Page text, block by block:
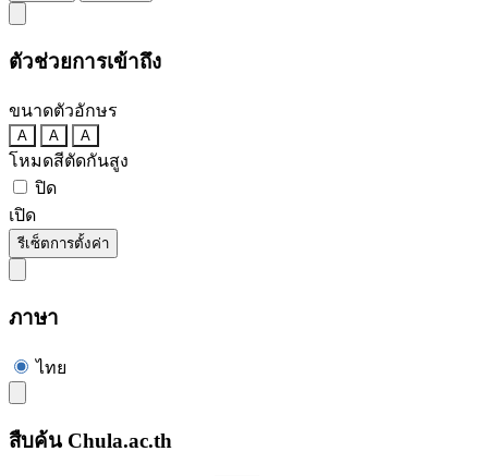
ตัวช่วยการเข้าถึง
ขนาดตัวอักษร
A A A
โหมดสีตัดกันสูง
ปิด
เปิด
รีเซ็ตการตั้งค่า
ภาษา
ไทย
สืบค้น Chula.ac.th